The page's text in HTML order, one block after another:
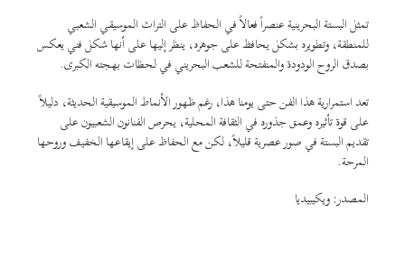
تمثل البستة البحرينية عنصراً فعالاً في الحفاظ على التراث الموسيقي الشعبي
للمنطقة، وتطويره بشكل يحافظ على جوهره، ينظر إليها على أنها شكل فني يعكس
بصدق الروح الودودة والمنفتحة للشعب البحريني في لحظات بهجته الكبرى.
تعد استمرارية هذا الفن حتى يومنا هذا، رغم ظهور الأنماط الموسيقية الحديثة، دليلاً
على قوة تأثيره وعمق جذوره في الثقافة المحلية، يحرص الفنانون الشعبيون على
تقديم البستة في صور عصرية قليلاً، لكن مع الحفاظ على إيقاعها الخفيف وروحها
المرحة.
المصدر: ويكيبيديا